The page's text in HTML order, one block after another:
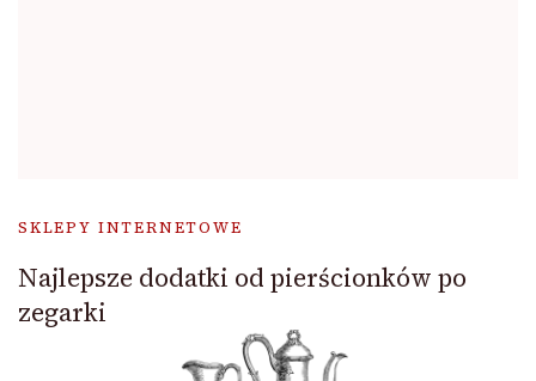
SKLEPY INTERNETOWE
Najlepsze dodatki od pierścionków po
zegarki